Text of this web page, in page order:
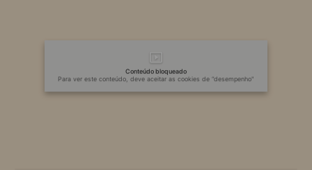
Conteúdo bloqueado
Para ver este conteúdo, deve aceitar as cookies de “desempenho"